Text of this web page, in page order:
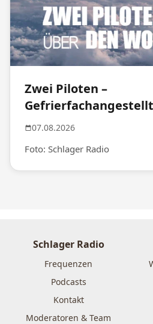
Zwei Piloten –
07.08.2026
Foto: Schlager Radio
Schlager Radio
Frequenzen
Podcasts
Kontakt
Moderatoren & Team